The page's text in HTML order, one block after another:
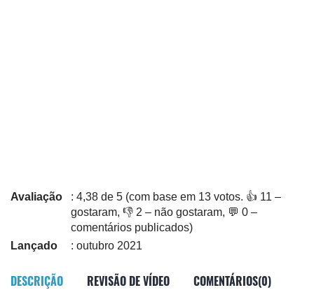
Avaliação
: 4,38 de 5 (com base em 13 votos. 👍 11 –
gostaram, 👎 2 – não gostaram, 💬 0 –
comentários publicados)
Lançado
: outubro 2021
DESCRIÇÃO REVISÃO DE VÍDEO COMENTÁRIOS(0)